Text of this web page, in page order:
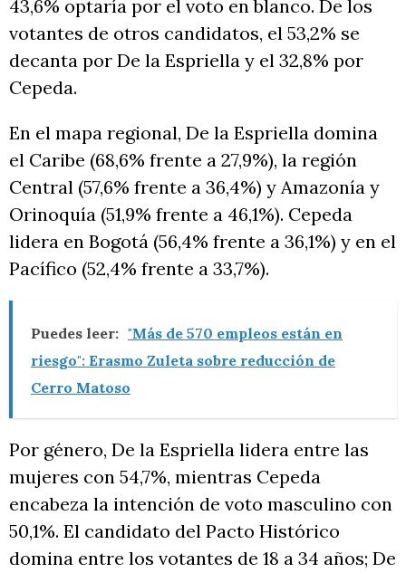
43,6% optaría por el voto en blanco. De los
votantes de otros candidatos, el 53,2% se
decanta por De la Espriella y el 32,8% por
Cepeda.
En el mapa regional, De la Espriella domina
el Caribe (68,6% frente a 27,9%), la región
Central (57,6% frente a 36,4%) y Amazonía y
Orinoquía (51,9% frente a 46,1%). Cepeda
lidera en Bogotá (56,4% frente a 36,1%) y en el
Pacífico (52,4% frente a 33,7%).
Puedes leer: "Más de 570 empleos están en
riesgo": Erasmo Zuleta sobre reducción de
Cerro Matoso
Por género, De la Espriella lidera entre las
mujeres con 54,7%, mientras Cepeda
encabeza la intención de voto masculino con
50,1%. El candidato del Pacto Histórico
domina entre los votantes de 18 a 34 años; De